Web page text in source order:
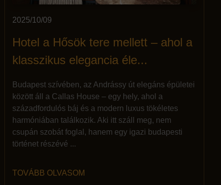
2025/10/09
Hotel a Hősök tere mellett – ahol a
klasszikus elegancia éle...
Budapest szívében, az Andrássy út elegáns épületei
között áll a Callas House – egy hely, ahol a
századfordulós báj és a modern luxus tökéletes
harmóniában találkozik. Aki itt száll meg, nem
csupán szobát foglal, hanem egy igazi budapesti
történet részévé ...
TOVÁBB OLVASOM